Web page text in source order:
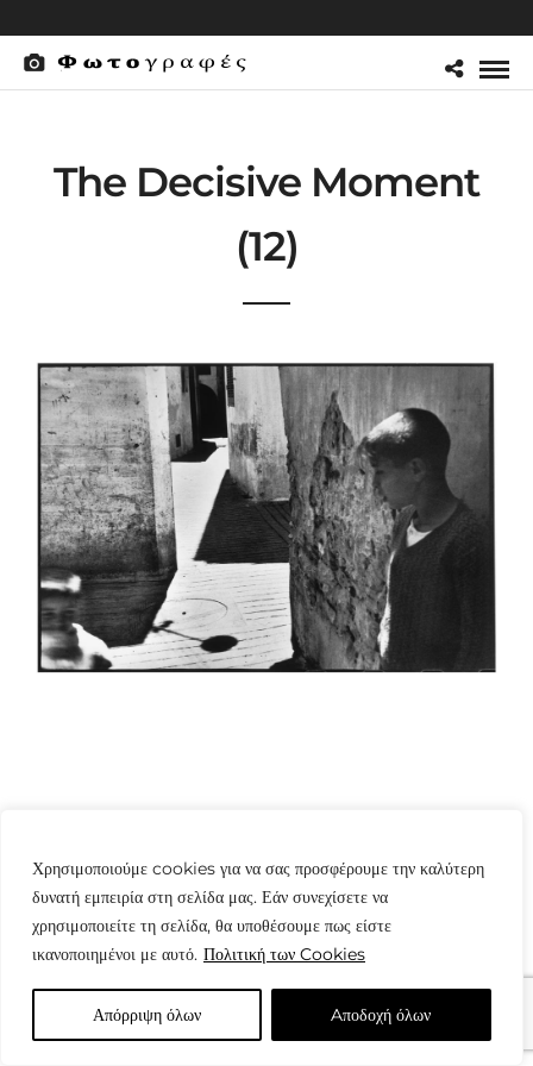
Χρησιμοποιούμε cookies για να σας προσφέρουμε την καλύτερη
δυνατή εμπειρία στη σελίδα μας. Εάν συνεχίσετε να
χρησιμοποιείτε τη σελίδα, θα υποθέσουμε πως είστε
ικανοποιημένοι με αυτό. Πολιτική των Cookies
Απόρριψη όλων Aποδοχή όλων
The Decisive Moment
(12)
© Copyright: www.fotografes.gr - Δαμιανός Μωραΐτης